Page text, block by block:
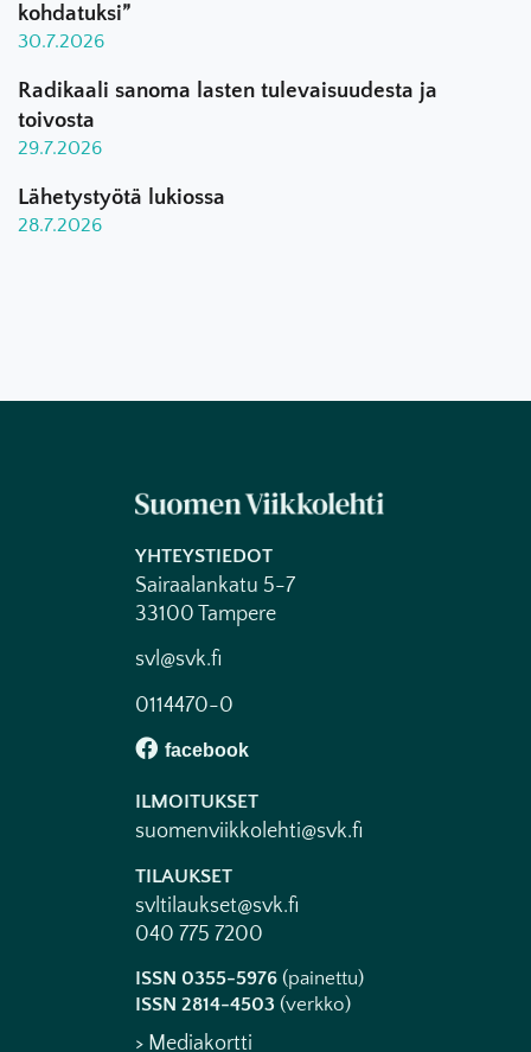
kohdatuksi”
30.7.2026
Radikaali sanoma lasten tulevaisuudesta ja
toivosta
29.7.2026
Lähetystyötä lukiossa
28.7.2026
YHTEYSTIEDOT
Sairaalankatu 5-7
33100 Tampere
svl@svk.fi
0114470-0
ILMOITUKSET
suomenviikkolehti@svk.fi
TILAUKSET
svltilaukset@svk.fi
040 775 7200
ISSN 0355-5976 (painettu)
ISSN 2814-4503 (verkko)
> Mediakortti